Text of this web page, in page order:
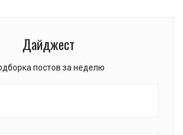
Дайджест
постов за неделю